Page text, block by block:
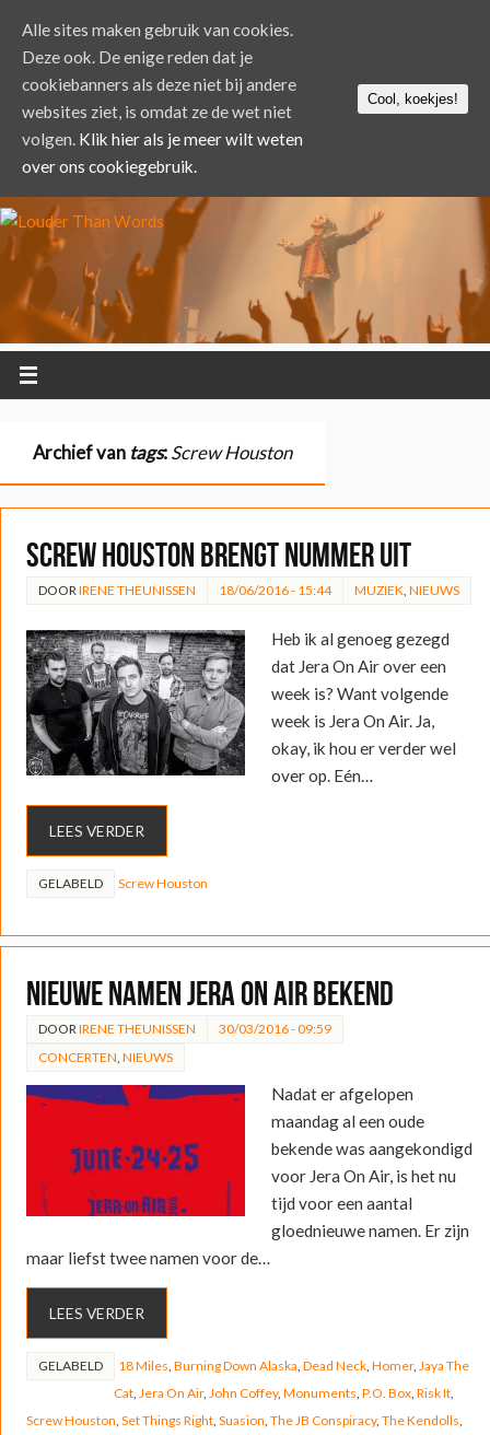
Archief van tags:Screw Houston
Screw Houston brengt nummer uit
DOOR IRENE THEUNISSEN 18/06/2016 - 15:44 MUZIEK NIEUWS
Heb ik al genoeg gezegd
dat Jera On Air over een
week is? Want volgende
week is Jera On Air. Ja,
okay, ik hou er verder wel
over op. Eén…
LEES VERDER
GELABELD Screw Houston
Nieuwe namen Jera On Air bekend
DOOR IRENE THEUNISSEN
30/03/2016 - 09:59
CONCERTEN NIEUWS
Nadat er afgelopen
maandag al een oude
bekende was aangekondigd
voor Jera On Air, is het nu
tijd voor een aantal
gloednieuwe namen. Er zijn
maar liefst twee namen voor de…
LEES VERDER
GELABELD 18 Miles Burning Down Alaska Dead Neck, Homer, Jaya The
Cat, Jera On Air, John Coffey, Monuments P.O. Box, Risk It,
Screw Houston Set Things Right, Suasion The JB Conspiracy, The Kendolls
Alle sites maken gebruik van cookies.
Deze ook. De enige reden dat je
cookiebanners als deze niet bij andere
websites ziet, is omdat ze de wet niet
volgen. Klik hier als je meer wilt weten
over ons cookiegebruik.
Cool, koekjes!